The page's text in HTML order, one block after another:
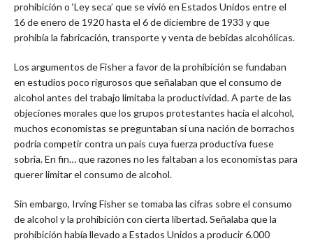
prohibición o ‘Ley seca’ que se vivió en Estados Unidos entre el
16 de enero de 1920 hasta el 6 de diciembre de 1933 y que
prohibía la fabricación, transporte y venta de bebidas alcohólicas.
Los argumentos de Fisher a favor de la prohibición se fundaban
en estudios poco rigurosos que señalaban que el consumo de
alcohol antes del trabajo limitaba la productividad. A parte de las
objeciones morales que los grupos protestantes hacia el alcohol,
muchos economistas se preguntaban si una nación de borrachos
podría competir contra un país cuya fuerza productiva fuese
sobria. En fin… que razones no les faltaban a los economistas para
querer limitar el consumo de alcohol.
Sin embargo, Irving Fisher se tomaba las cifras sobre el consumo
de alcohol y la prohibición con cierta libertad. Señalaba que la
prohibición había llevado a Estados Unidos a producir 6.000